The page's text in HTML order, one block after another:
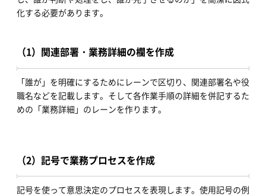
化する必要があります。
（1）関連部署・業務詳細の欄を作成
「誰が」を明確にするためにレーンで区切り、関連部署名や役
職名などを記載します。そして各作業手順の詳細を併記するた
めの「業務詳細」のレーンを作ります。
（2）記号で業務プロセスを作成
記号を使って意思決定のプロセスを表現します。使用記号の例